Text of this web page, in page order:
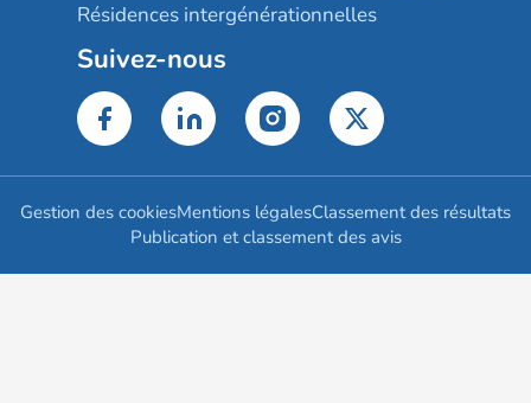
Résidences intergénérationnelles
Suivez-nous
Gestion des cookiesMentions légalesClassement des résultats
Publication et classement des avis